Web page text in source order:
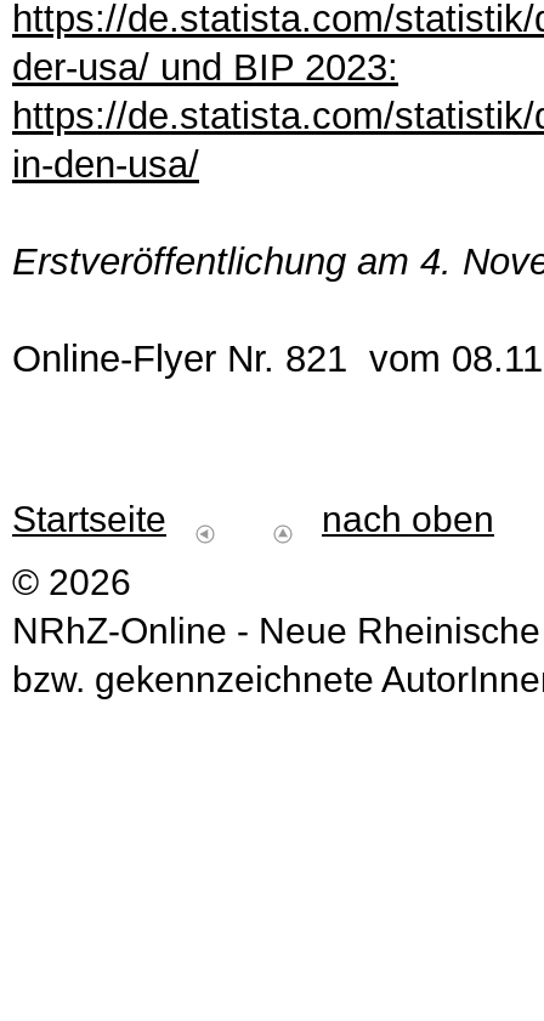
https://de.statista.com/
der-usa/ und BIP 2023:
https://de.statista.com/
in-den-usa/
Erstveröffentlichung am 4.
Online-Flyer Nr. 821 vom
Startseite
nach oben
© 2026
NRhZ-Online - Neue
bzw. gekennzeichnete